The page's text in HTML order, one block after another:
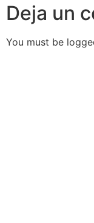
Deja un
You must be